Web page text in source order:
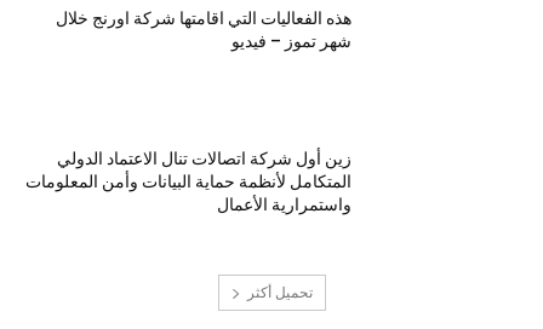
هذه الفعاليات التي اقامتها شركة اورنج خلال
شهر تموز – فيديو
زين أول شركة اتصالات تنال الاعتماد الدولي
المتكامل لأنظمة حماية البيانات وأمن المعلومات
واستمرارية الأعمال
تحميل أكثر